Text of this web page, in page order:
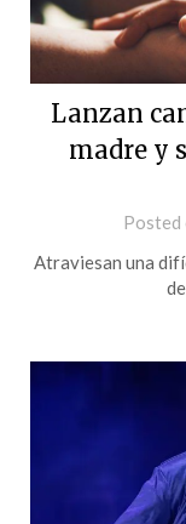
Lanzan
madre y
Posted
Atraviesan una